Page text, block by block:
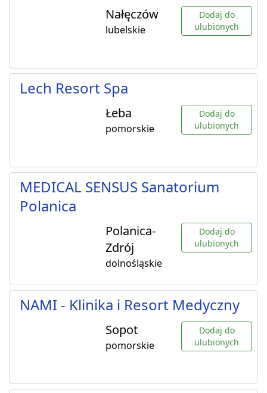
Nałęczów
lubelskie
Dodaj do
ulubionych
Lech Resort Spa
Łeba
pomorskie
Dodaj do
ulubionych
MEDICAL SENSUS Sanatorium
Polanica
Polanica-
Zdrój
dolnośląskie
Dodaj do
ulubionych
NAMI - Klinika i Resort Medyczny
Sopot
pomorskie
Dodaj do
ulubionych